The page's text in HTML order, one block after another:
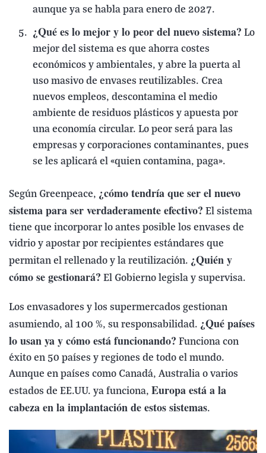
aunque ya se habla para enero de 2027.
¿Qué es lo mejor y lo peor del nuevo sistema? Lo
mejor del sistema es que ahorra costes
económicos y ambientales, y abre la puerta al
uso masivo de envases reutilizables. Crea
nuevos empleos, descontamina el medio
ambiente de residuos plásticos y apuesta por
una economía circular. Lo peor será para las
empresas y corporaciones contaminantes, pues
se les aplicará el «quien contamina, paga».
Según Greenpeace, ¿cómo tendría que ser el nuevo
sistema para ser verdaderamente efectivo? El sistema
tiene que incorporar lo antes posible los envases de
vidrio y apostar por recipientes estándares que
permitan el rellenado y la reutilización. ¿Quién y
cómo se gestionará? El Gobierno legisla y supervisa.
Los envasadores y los supermercados gestionan
asumiendo, al 100 %, su responsabilidad. ¿Qué países
lo usan ya y cómo está funcionando? Funciona con
éxito en 50 países y regiones de todo el mundo.
Aunque en países como Canadá, Australia o varios
estados de EE.UU. ya funciona, Europa está a la
cabeza en la implantación de estos sistemas.